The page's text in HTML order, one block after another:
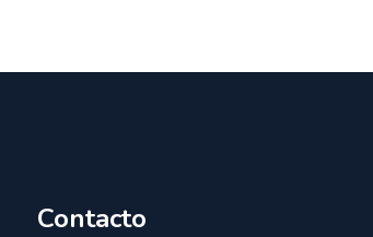
Contacto